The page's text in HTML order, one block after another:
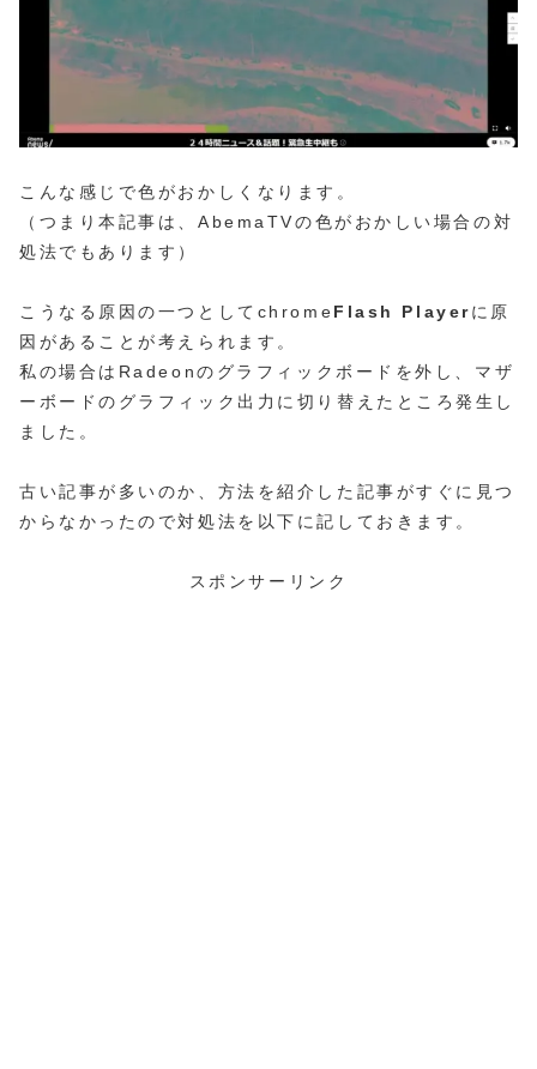
こんな感じで色がおかしくなります。
（つまり本記事は、AbemaTVの色がおかしい場合の対
処法でもあります）
こうなる原因の一つとしてchromeFlash Playerに原
因があることが考えられます。
私の場合はRadeonのグラフィックボードを外し、マザ
ーボードのグラフィック出力に切り替えたところ発生し
ました。
古い記事が多いのか、方法を紹介した記事がすぐに見つ
からなかったので対処法を以下に記しておきます。
スポンサーリンク